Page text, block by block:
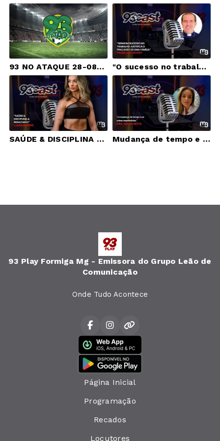
93 NO ATAQUE 28-08-2025 "O sucesso no trabalho, não justifica o fracasso da família!" - Ep. #002 - Pe. Joãozinho
SAÚDE & DISCIPLINA & RESULTADO! - Ep. #001 - LUANA BORGES Mudança de tempo e as famosas crises respiratórias. - Ep. #004 - Dra. Maira Mota
93 Play Formiga Mg - Emissora do Grupo Leão de
Comunicação
Onde Tudo Acontece
Página Inicial
Programação
Recados
Locutores